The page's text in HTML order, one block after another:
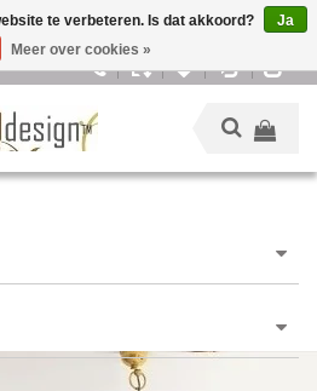
te verbeteren. Is dat akkoord?
Ja
Meer over cookies »